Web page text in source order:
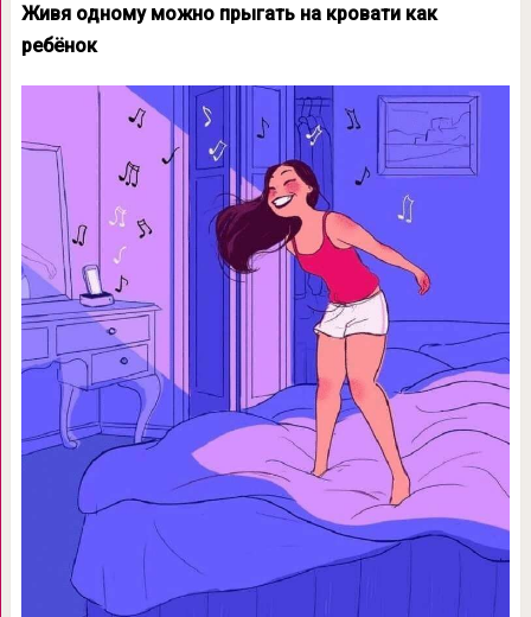
Живя одному можно прыгать на кровати как
ребёнок